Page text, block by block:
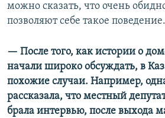
можно сказать, что очень
позволяют себе такое поведение.
— После того, как истории о
начали широко обсуждать, в
похожие случаи. Например,
рассказала, что местный
брала интервью, после выхода